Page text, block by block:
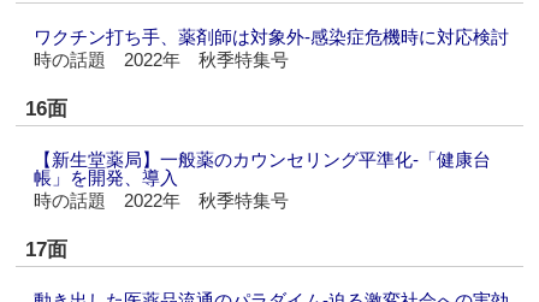
ワクチン打ち手、薬剤師は対象外‐感染症危機時に対応検討
時の話題 2022年 秋季特集号
16面
【新生堂薬局】一般薬のカウンセリング平準化‐「健康台
帳」を開発、導入
時の話題 2022年 秋季特集号
17面